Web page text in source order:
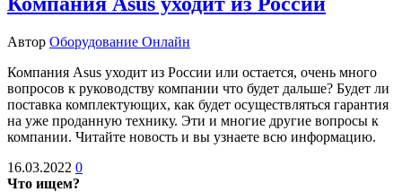
Автор Оборудование Онлайн
Компания Asus уходит из России или остается, очень много
вопросов к руководству компании что будет дальше? Будет ли
поставка комплектующих, как будет осуществляться гарантия
на уже проданную технику. Эти и многие другие вопросы к
компании. Читайте новость и вы узнаете всю информацию.
16.03.2022 0
Что ищем?